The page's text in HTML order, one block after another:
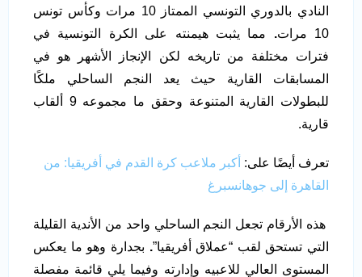
النادي بالدوري التونسي الممتاز 10 مرات وكأس تونس
10 مرات
. مما يثبت هيمنته على الكرة التونسية في
فترات مختلفة من تاريخه لكن الإنجاز الأشهر هو في
المسابقات القارية حيث يعد النجم الساحلي ملكًا
للبطولات القارية المتنوعة وحقق ما مجموعه 9 ألقاب
قارية.
تعرف أيضًا على: أكبر ملاعب كرة القدم في أفريقيا: من
القاهرة إلى جوهانسبرغ
هذه الأرقام تجعل النجم الساحلي واحد من الأندية القليلة
التي تستحق لقب “عملاق أفريقيا”. بجدارة وهو ما يعكس
المستوى العالي للاعبيه وإدارته وفيما يلي قائمة مفصلة